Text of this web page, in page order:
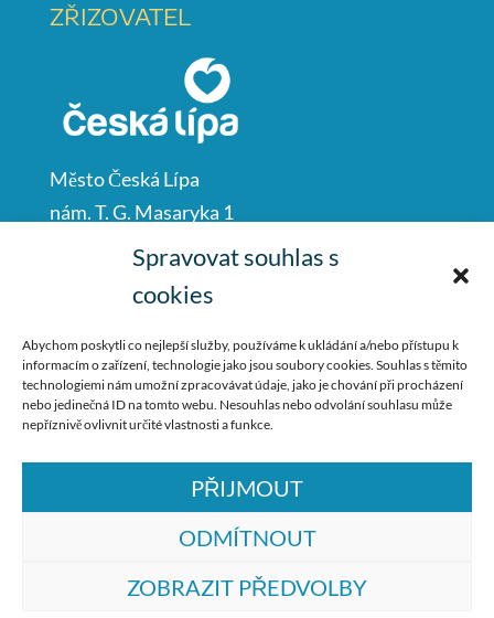
Spravovat souhlas s
cookies
Abychom poskytli co nejlepší služby, používáme k ukládání a/nebo přístupu k
informacím o zařízení, technologie jako jsou soubory cookies. Souhlas s těmito
technologiemi nám umožní zpracovávat údaje, jako je chování při procházení
nebo jedinečná ID na tomto webu. Nesouhlas nebo odvolání souhlasu může
nepříznivě ovlivnit určité vlastnosti a funkce.
PŘIJMOUT
ODMÍTNOUT
ZOBRAZIT PŘEDVOLBY
ZŘIZOVATEL
Město Česká Lípa
nám. T. G. Masaryka 1
Česká Lípa
487 881 111
podatelna@mucl.cz